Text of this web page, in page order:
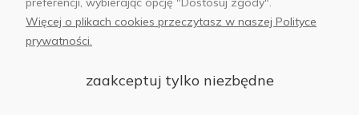
+48 797 971 275
Więcej o plikach cookies przeczytasz w naszej Polityce
prywatności.
zaakceptuj tylko niezbędne